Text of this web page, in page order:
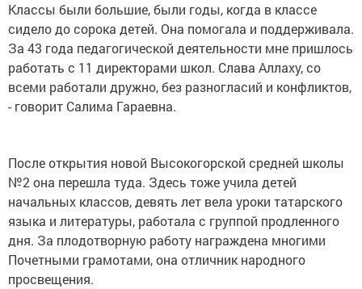
Классы были большие, были годы, когда в классе
сидело до сорока детей. Она помогала и поддерживала.
За 43 года педагогической деятельности мне пришлось
работать с 11 директорами школ. Слава Аллаху, со
всеми работали дружно, без разногласий и конфликтов,
- говорит Салима Гараевна.
После открытия новой Высокогорской средней школы
№2 она перешла туда. Здесь тоже учила детей
начальных классов, девять лет вела уроки татарского
языка и литературы, работала с группой продленного
дня. За плодотворную работу награждена многими
Почетными грамотами, она отличник народного
просвещения.